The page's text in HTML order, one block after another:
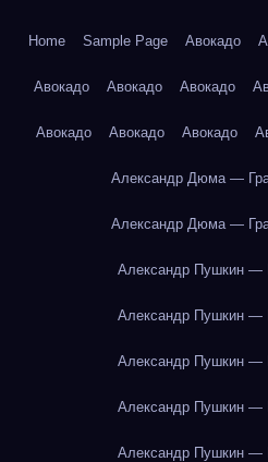
Home Sample Page Авокадо
Авокадо Авокадо Авокадо
Авокадо Авокадо Авокадо
Александр Дюма —
Александр Дюма —
Александр Пушкин —
Александр Пушкин —
Александр Пушкин —
Александр Пушкин —
Александр Пушкин —